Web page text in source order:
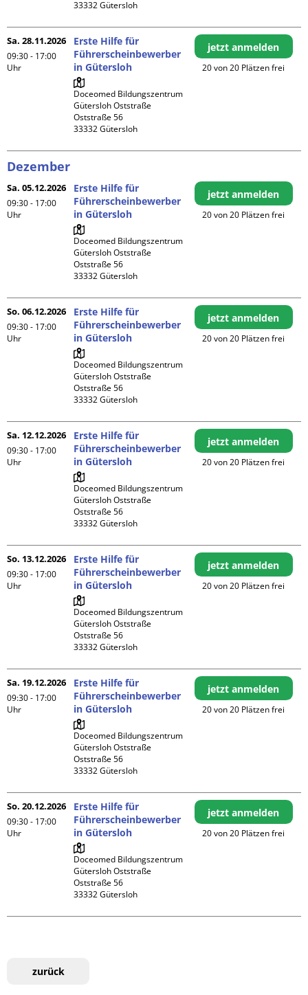
Sa. 28.11.2026
09:30 - 17:00
Uhr
Erste Hilfe für
Führerscheinbewerber
in Gütersloh
Doceomed Bildungszentrum
Gütersloh Oststraße
Oststraße 56
jetzt anmelden
20 von 20 Plätzen frei
Dezember
Sa. 05.12.2026
09:30 - 17:00
Uhr
Erste Hilfe für
Führerscheinbewerber
in Gütersloh
Doceomed Bildungszentrum
Gütersloh Oststraße
Oststraße 56
jetzt anmelden
20 von 20 Plätzen frei
So. 06.12.2026
09:30 - 17:00
Uhr
Erste Hilfe für
Führerscheinbewerber
in Gütersloh
Doceomed Bildungszentrum
Gütersloh Oststraße
Oststraße 56
jetzt anmelden
20 von 20 Plätzen frei
Sa. 12.12.2026
09:30 - 17:00
Uhr
Erste Hilfe für
Führerscheinbewerber
in Gütersloh
Doceomed Bildungszentrum
Gütersloh Oststraße
Oststraße 56
jetzt anmelden
20 von 20 Plätzen frei
So. 13.12.2026
09:30 - 17:00
Uhr
Erste Hilfe für
Führerscheinbewerber
in Gütersloh
Doceomed Bildungszentrum
Gütersloh Oststraße
Oststraße 56
jetzt anmelden
20 von 20 Plätzen frei
Sa. 19.12.2026
09:30 - 17:00
Uhr
Erste Hilfe für
Führerscheinbewerber
in Gütersloh
Doceomed Bildungszentrum
Gütersloh Oststraße
Oststraße 56
jetzt anmelden
20 von 20 Plätzen frei
So. 20.12.2026
09:30 - 17:00
Uhr
Erste Hilfe für
Führerscheinbewerber
in Gütersloh
Doceomed Bildungszentrum
Gütersloh Oststraße
Oststraße 56
jetzt anmelden
20 von 20 Plätzen frei
zurück